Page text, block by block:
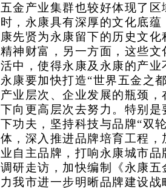
五金产业集群也较好体现了
时，永康具有深厚的文化底
康先贤为永康留下的历史文
精神财富，另一方面，这些
活中，使得永康及永康的产
永康要加快打造“世界五金之
产业层次、企业发展的瓶颈
下向更高层次去努力。特别
下功夫，坚持科技与品牌“双
体，深入推进品牌培育工程
业自主品牌，打响永康城市
调研走访，加快编制《永康
力我市进一步明晰品牌建设